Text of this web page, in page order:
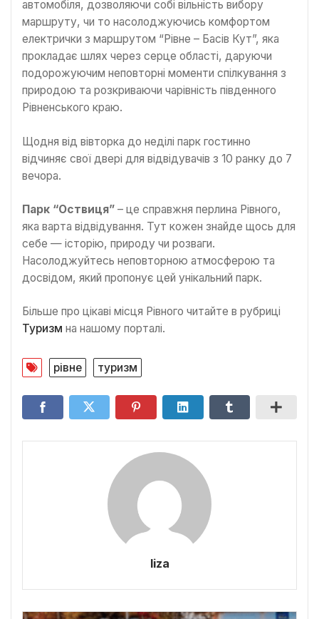
автомобіля, дозволяючи собі вільність вибору
маршруту, чи то насолоджуючись комфортом
електрички з маршрутом “Рівне – Басів Кут”, яка
прокладає шлях через серце області, даруючи
подорожуючим неповторні моменти спілкування з
природою та розкриваючи чарівність південного
Рівненського краю.
Щодня від вівторка до неділі парк гостинно
відчиняє свої двері для відвідувачів з 10 ранку до 7
вечора.
Парк “Оствиця” – це справжня перлина Рівного,
яка варта відвідування. Тут кожен знайде щось для
себе — історію, природу чи розваги.
Насолоджуйтесь неповторною атмосферою та
досвідом, який пропонує цей унікальний парк.
Більше про цікаві місця Рівного читайте в рубриці
Туризм на нашому порталі.
рівне туризм
liza